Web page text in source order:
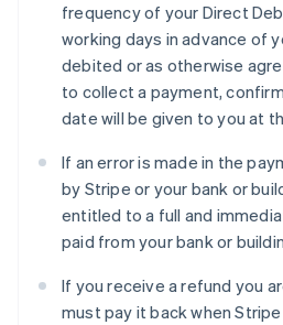
frequency of your Direct
working days in advance of
debited or as otherwise
to collect a payment,
date will be given to you at
If an error is made in the
by Stripe or your bank or
entitled to a full and
paid from your bank or
If you receive a refund you
must pay it back when
Hongarije
English
Hongkong SAR, China
English简体中文
Ierland
India
Italië
ItalianoEnglish
Japan
Kroatië
EnglishItaliano